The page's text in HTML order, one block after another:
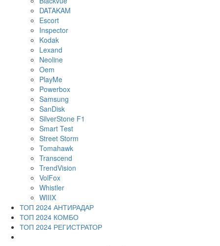
DATAKAM
Escort
Inspector
Kodak
Lexand
Neoline
Oem
PlayMe
Powerbox
Samsung
SanDisk
SilverStone F1
Smart Test
Street Storm
Tomahawk
Transcend
TrendVision
VolFox
Whistler
WIIIX
ТОП 2024 АНТИРАДАР
ТОП 2024 КОМБО
ТОП 2024 РЕГИСТРАТОР